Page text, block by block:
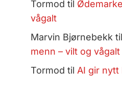
Tormod til
vågalt
Marvin Bjørnebekk til
menn – vilt og vågalt
Tormod til AI gir nytt